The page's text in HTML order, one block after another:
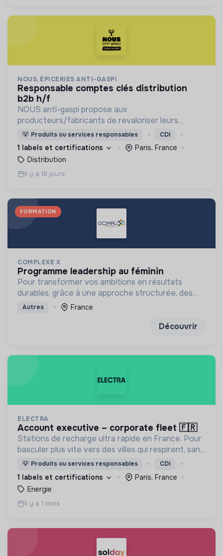
NOUS, ÉPICERIES ANTI-GASPI
responsable comptes clés distribution
b2b h/f
NOUS anti-gaspi propose aux
producteurs/fabricants de revaloriser leurs
produits déclassés et invendus à prix juste et
offre aux consommateurs un mode de
consommation qualitatif et éco-responsable
💡 Produits ou services responsables CDI
1 labels et certifications
Paris, France
Distribution
Il y a 18 jours
FORMATION
COMPLEXE X
programme leadership au féminin
Pour transformer vos ambitions en résultats
durables, grâce à une approche structurée, des
outils concrets et des exercices de réflexion
Autres France
Découvrir
ELECTRA
account executive – corporate fleet 🇫🇷
Stations de recharge ultra rapide en France. Pour
basculer plus vite vers des villes qui respirent, sans
CO₂ et sans bruit.
💡 Produits ou services responsables CDI
1 labels et certifications
Paris, France
Energie
Il y a 1 mois